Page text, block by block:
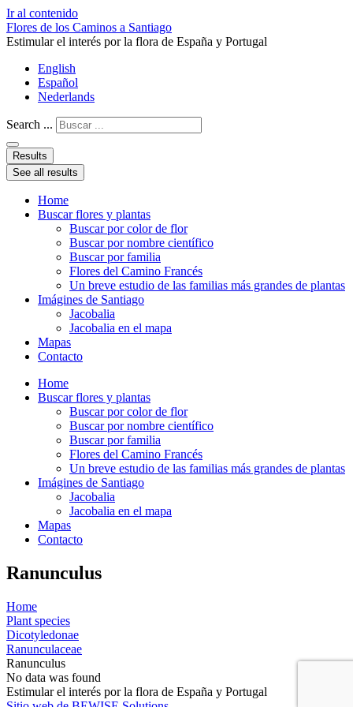
Ir al contenido
Flores de los Caminos a Santiago
Estimular el interés por la flora de España y Portugal
English
Español
Nederlands
Search ...
Results
See all results
Home
Buscar flores y plantas
Buscar por color de flor
Buscar por nombre científico
Buscar por familia
Flores del Camino Francés
Un breve estudio de las familias más grandes de plantas
Imágines de Santiago
Jacobalia
Jacobalia en el mapa
Mapas
Contacto
Home
Buscar flores y plantas
Buscar por color de flor
Buscar por nombre científico
Buscar por familia
Flores del Camino Francés
Un breve estudio de las familias más grandes de plantas
Imágines de Santiago
Jacobalia
Jacobalia en el mapa
Mapas
Contacto
Ranunculus
Home
Plant species
Dicotyledonae
Ranunculaceae
Ranunculus
No data was found
Estimular el interés por la flora de España y Portugal